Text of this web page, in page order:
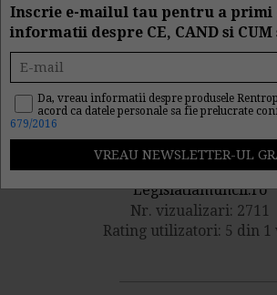
Acordarea
cadou de
Publicat de catre
Legislatiamuncii.ro
Nr. vizualizari: 2711
Rating utilizatori: 5 din 1
Inscrie e-mailul tau pentru a primi
informatii despre CE, CAND si
Da, vreau informatii despre produsele
acord ca datele personale sa fie prelucrate
679/2016